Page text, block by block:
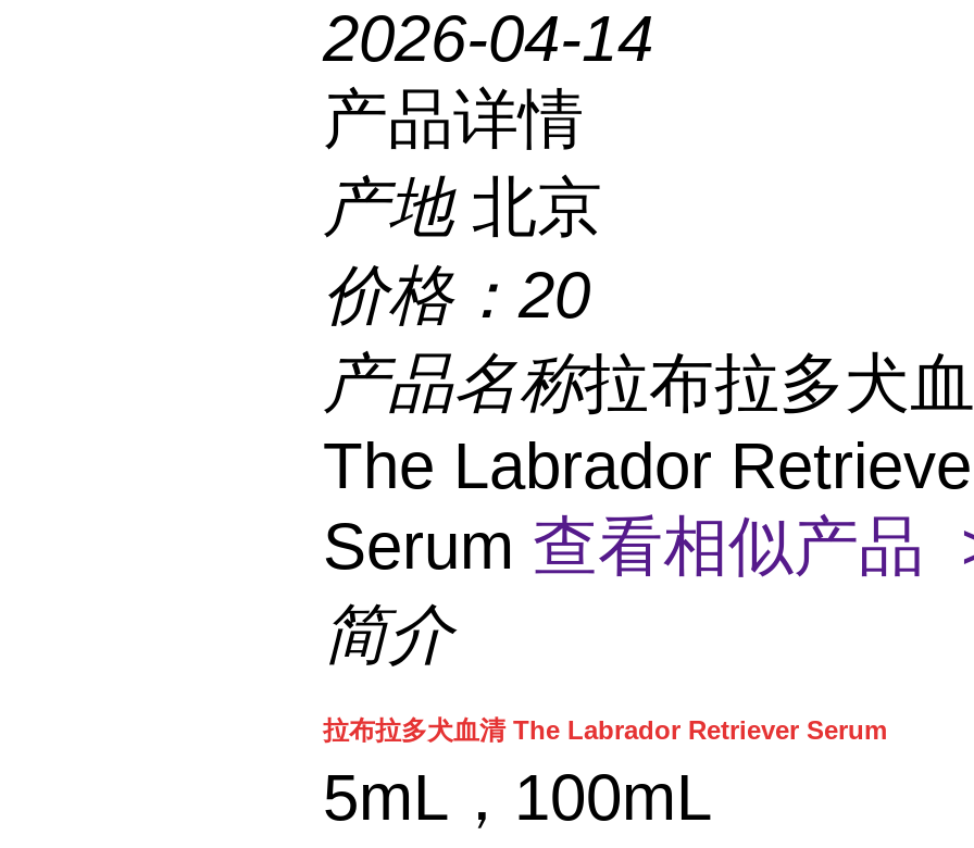
2026-04-14
产品详情
产地 北京
价格： 20
产品名称拉布拉多犬
The Labrador
Serum 查看相似产品
简介
拉布拉多犬血清 The Labrador Retriever Serum
5mL，100mL